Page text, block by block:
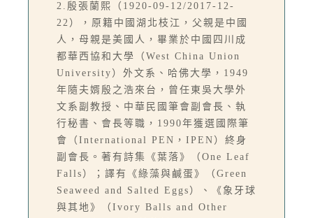
2.殷張蘭熙（1920-09-12/2017-12-
22），原籍中國湖北枝江，父親是中國
人，母親是美國人，畢業於中國四川成
都華西協和大學（West China Union
University）外文系、哈佛大學，1949
年隨夫婿殷之浩來台，曾任東吳大學外
文系副教授、中華民國筆會副會長、執
行秘書、會長等職，1990年獲選國際筆
會（International PEN，IPEN）終身
副會長。著有詩集《葉落》（One Leaf
Falls）；譯有《綠藻與鹹蛋》（Green
Seaweed and Salted Eggs）、《象牙球
與其地》（Ivory Balls and Other